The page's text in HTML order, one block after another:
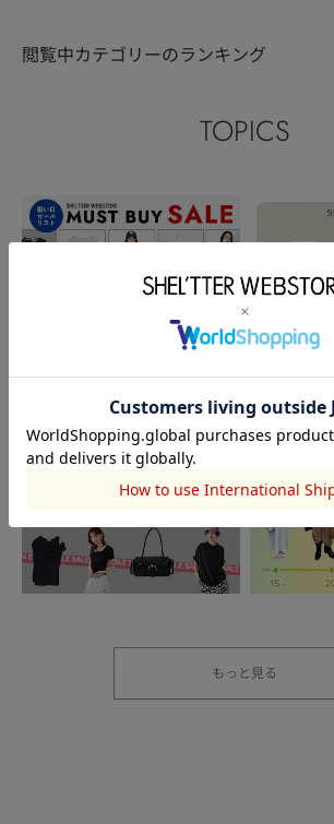
閲覧中カテゴリーのランキング
TOPICS
もっと見る